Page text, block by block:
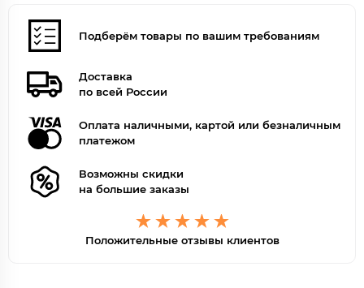
Подберём товары по вашим требованиям
Доставка
по всей России
Оплата наличными, картой или безналичным
платежом
Возможны скидки
на большие заказы
Положительные отзывы клиентов